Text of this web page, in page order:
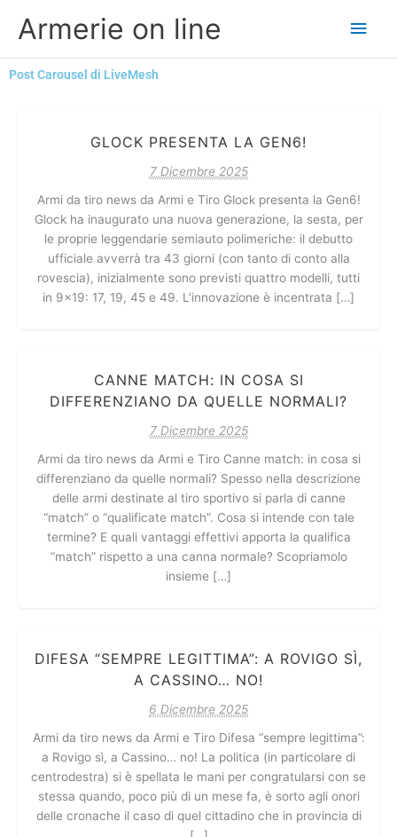
Armerie on line
Post Carousel di LiveMesh
GLOCK PRESENTA LA GEN6!
7 Dicembre 2025
Armi da tiro news da Armi e Tiro Glock presenta la Gen6!
Glock ha inaugurato una nuova generazione, la sesta, per
le proprie leggendarie semiauto polimeriche: il debutto
ufficiale avverrà tra 43 giorni (con tanto di conto alla
rovescia), inizialmente sono previsti quattro modelli, tutti
in 9×19: 17, 19, 45 e 49. L’innovazione è incentrata […]
CANNE MATCH: IN COSA SI
DIFFERENZIANO DA QUELLE NORMALI?
7 Dicembre 2025
Armi da tiro news da Armi e Tiro Canne match: in cosa si
differenziano da quelle normali? Spesso nella descrizione
delle armi destinate al tiro sportivo si parla di canne
“match” o “qualificate match”. Cosa si intende con tale
termine? E quali vantaggi effettivi apporta la qualifica
“match” rispetto a una canna normale? Scopriamolo
insieme […]
DIFESA “SEMPRE LEGITTIMA”: A ROVIGO SÌ,
A CASSINO… NO!
6 Dicembre 2025
Armi da tiro news da Armi e Tiro Difesa “sempre legittima”:
a Rovigo sì, a Cassino… no! La politica (in particolare di
centrodestra) si è spellata le mani per congratularsi con se
stessa quando, poco più di un mese fa, è sorto agli onori
delle cronache il caso di quel cittadino che in provincia di